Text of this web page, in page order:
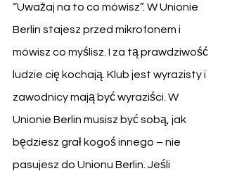
‘’Uważaj na to co mówisz”. W Unionie
Berlin stajesz przed mikrofonem i
mówisz co myślisz. I za tą prawdziwość
ludzie cię kochają. Klub jest wyrazisty i
zawodnicy mają być wyraziści. W
Unionie Berlin musisz być sobą, jak
będziesz grał kogoś innego – nie
pasujesz do Unionu Berlin. Jeśli